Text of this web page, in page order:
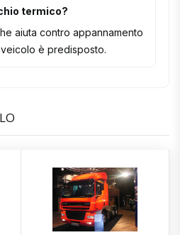
termico?
aiuta contro appannamento
è predisposto.